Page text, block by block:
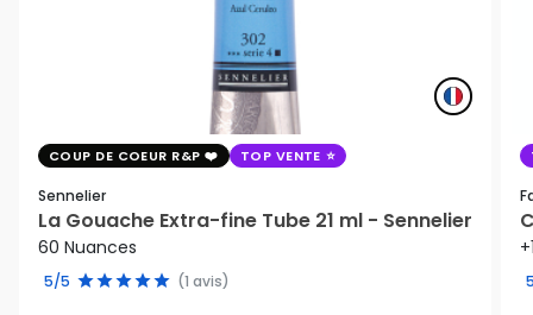
COUP DE COEUR R&P TOP VENTE
Sennelier
La Gouache Extra-fine Tube 21 ml - Sennelier
60 Nuances
5/5 (1 avis)